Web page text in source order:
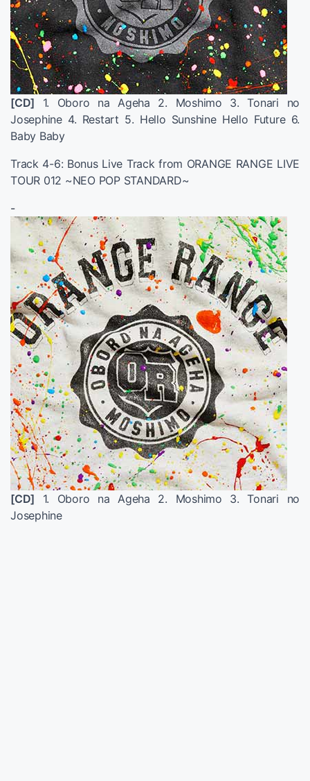
[CD] 1. Oboro na Ageha 2. Moshimo 3. Tonari no
Josephine 4. Restart 5. Hello Sunshine Hello Future 6.
Baby Baby
Track 4-6: Bonus Live Track from ORANGE RANGE LIVE
TOUR 012 ~NEO POP STANDARD~
-
[CD] 1. Oboro na Ageha 2. Moshimo 3. Tonari no
Josephine